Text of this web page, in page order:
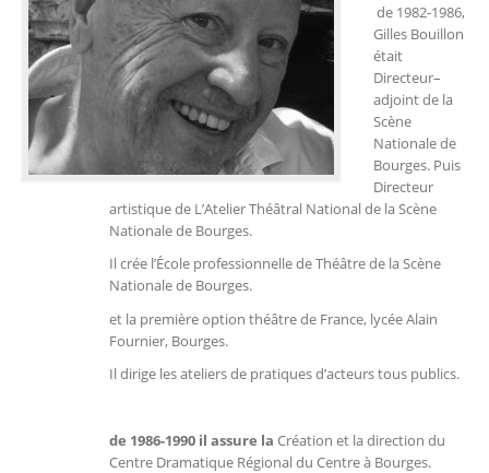
de 1982-1986,
Gilles Bouillon
était
Directeur–
adjoint de la
Scène
Nationale de
Bourges. Puis
Directeur
artistique de L’Atelier Théâtral National de la Scène
Nationale de Bourges.
Il crée l’École professionnelle de Théâtre de la Scène
Nationale de Bourges.
et la première option théâtre de France, lycée Alain
Fournier, Bourges.
Il dirige les ateliers de pratiques d’acteurs tous publics.
de 1986-1990 il assure la Création et la direction du
Centre Dramatique Régional du Centre à Bourges.